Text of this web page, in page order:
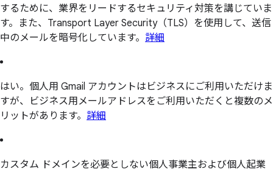
するために、業界をリードするセキュリティ対策を講じていま
す。また、Transport Layer Security（TLS）を使用して、送信
中のメールを暗号化しています。 詳細
はい。個人用 Gmail アカウントはビジネスにご利用いただけま
すが、ビジネス用メールアドレスをご利用いただくと複数のメ
リットがあります。 詳細
カスタム ドメインを必要としない個人事業主および個人起業